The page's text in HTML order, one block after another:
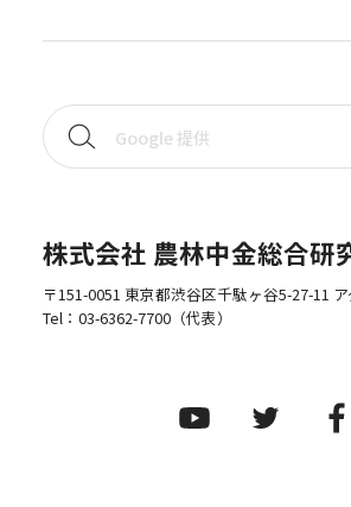
株式会社 農林中金総合研
〒151-0051 東京都渋谷区千駄ヶ谷5-27-11
Tel： 03-6362-7700（代表）